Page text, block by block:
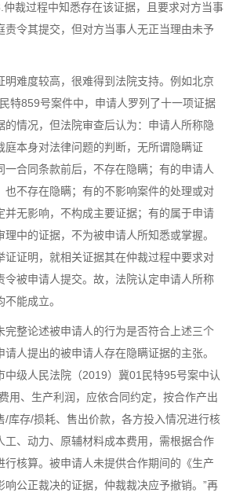
裁过程中知悉存在该证据，且要求对方当事
责令其提交，但对方当事人无正当理由未予
明难度较高，很难得到法院支持。例如北京
特859号案件中，申请人罗列了十一项证据
的情况，但法院审查后认为：申请人所称隐
庭本身对法律问题的判断，无所谓隐瞒证
一合同条款前后，不存在隐瞒；有的申请人
也不存在隐瞒；有的不影响案件的处理或对
并无影响，不构成主要证据；有的属于申请
理中的证据，不为被申请人所知悉或掌握。
证证明，就相关证据其在仲裁过程中要求对
令被申请人提交。故，法院认定申请人所称
能成立。
完整论述被申请人的行为是否符合上述三个
人提出的被申请人存在隐瞒证据的主张。
中级人民法院（2019）冀01民特95号案中认
用、生产利润，应依合同约定，按合作产出
/库存/损耗、售出价款，各方投入情况进行核
工、动力、原辅材料成本费用，需根据合作
行核算。被申请人未提供合作期间的《生产
响公正裁决的证据，仲裁裁决应予撤销。”再